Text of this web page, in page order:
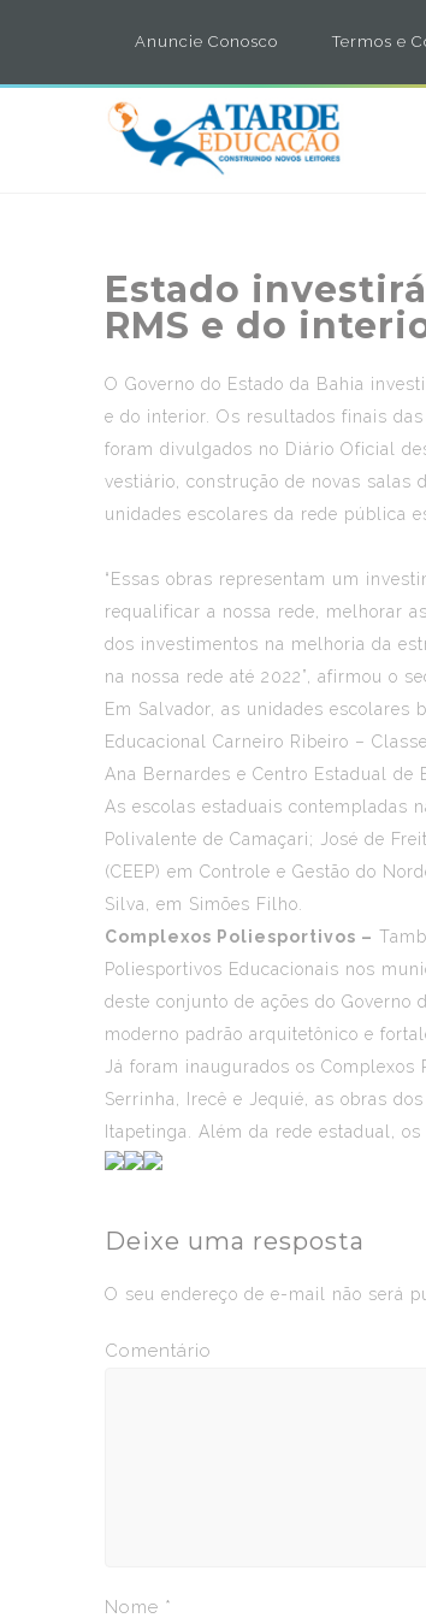
Anuncie Conosco Termos e
Estado
RMS e do
O Governo do Estado da Bahia
e do interior. Os resultados finais
foram divulgados no Diário Oficial
vestiário, construção de novas salas
unidades escolares da rede pública
“Essas obras representam um
requalificar a nossa rede, melhorar
dos investimentos na melhoria da
na nossa rede até 2022”, afirmou o
Em Salvador, as unidades escolares
Educacional Carneiro Ribeiro –
Ana Bernardes e Centro Estadual de
As escolas estaduais contempladas
Polivalente de Camaçari; José de
(CEEP) em Controle e Gestão do
Silva, em Simões Filho.
Complexos Poliesportivos –
Poliesportivos Educacionais nos
deste conjunto de ações do
moderno padrão arquitetônico e
Já foram inaugurados os Complexos
Serrinha, Irecê e Jequié, as obras
Itapetinga. Além da rede estadual,
Deixe uma resposta
O seu endereço de e-mail não será
Comentário
Nome *